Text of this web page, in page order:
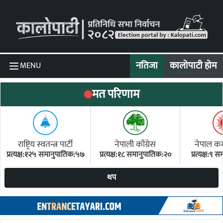
MENU नतिजा कालोपाटी होम
मत परिणाम
राष्ट्रिय स्वतन्त्र पार्टी
प्रत्यक्ष:१२५ समानुपातिक:५७
नेपाली काँग्रेस
प्रत्यक्ष:१८ समानुपातिक:२०
नेपाल
प्रत्यक्ष:९
थप